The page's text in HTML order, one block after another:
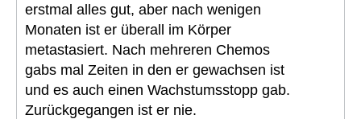
erstmal alles gut, aber nach wenigen
Monaten ist er überall im Körper
metastasiert. Nach mehreren Chemos
gabs mal Zeiten in den er gewachsen ist
und es auch einen Wachstumsstopp gab.
Zurückgegangen ist er nie.